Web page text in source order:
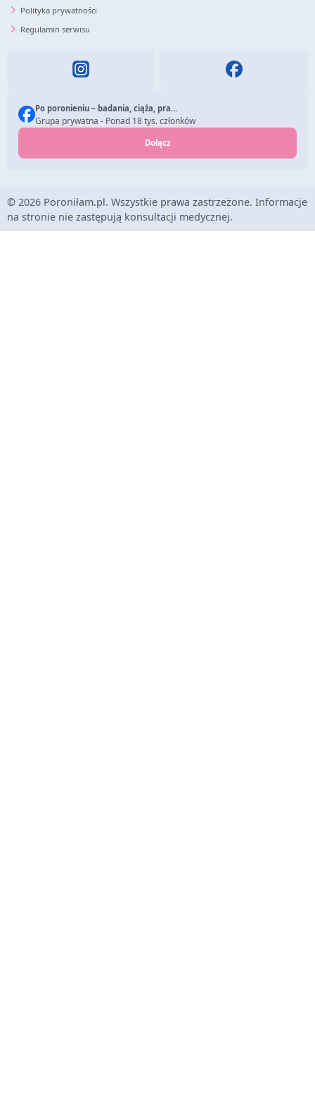
Polityka prywatności
Regulamin serwisu
Po poronieniu – badania, ciąża, pra...
Grupa prywatna - Ponad 18 tys. członków
Dołącz
© 2026 Poroniłam.pl. Wszystkie prawa zastrzeżone. Informacje
na stronie nie zastępują konsultacji medycznej.